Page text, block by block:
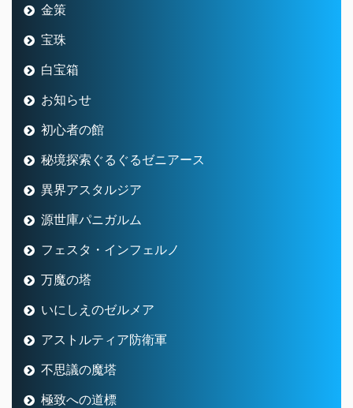
金策
宝珠
白宝箱
お知らせ
初心者の館
秘境探索ぐるぐるゼニアース
異界アスタルジア
源世庫パニガルム
フェスタ・インフェルノ
万魔の塔
いにしえのゼルメア
アストルティア防衛軍
不思議の魔塔
極致への道標